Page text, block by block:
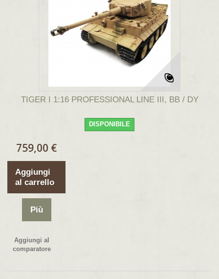
TIGER I 1:16 PROFESSIONAL LINE III, BB / DY
DISPONIBILE
759,00 €
Aggiungi
al carrello
Più
Aggiungi al
comparatore